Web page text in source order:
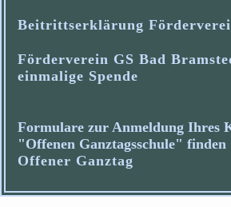
Beitrittserklärung
Förderverein GS Bad
einmalige Spende
Formulare zur Anmeldung Ihres
"Offenen Ganztagsschule"
Offener Ganztag